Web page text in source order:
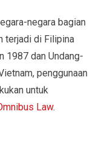
negara bagian
terjadi di Filipina
1987 dan Undang-
penggunaan
untuk
Law.